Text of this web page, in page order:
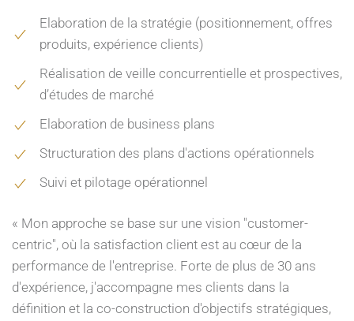
Elaboration de la stratégie (positionnement, offres
produits, expérience clients)
Réalisation de veille concurrentielle et prospectives,
d’études de marché
Elaboration de business plans
Structuration des plans d'actions opérationnels
Suivi et pilotage opérationnel
« Mon approche se base sur une vision "customer-
centric", où la satisfaction client est au cœur de la
performance de l'entreprise. Forte de plus de 30 ans
d'expérience, j'accompagne mes clients dans la
définition et la co-construction d'objectifs stratégiques,